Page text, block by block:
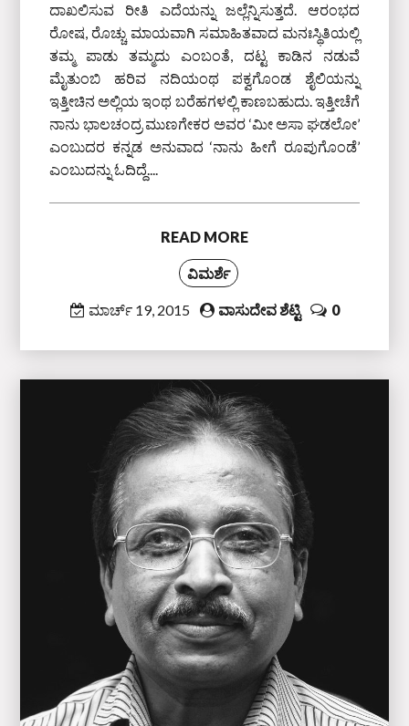
ದಾಖಲಿಸುವ ರೀತಿ ಎದೆಯನ್ನು ಜಲ್ಲೆನ್ನಿಸುತ್ತದೆ. ಆರಂಭದ
ರೋಷ, ರೊಚ್ಚು ಮಾಯವಾಗಿ ಸಮಾಹಿತವಾದ ಮನಃಸ್ಥಿತಿಯಲ್ಲಿ
ತಮ್ಮ ಪಾಡು ತಮ್ಮದು ಎಂಬಂತೆ, ದಟ್ಟ ಕಾಡಿನ ನಡುವೆ
ಮೈತುಂಬಿ ಹರಿವ ನದಿಯಂಥ ಪಕ್ವಗೊಂಡ ಶೈಲಿಯನ್ನು
ಇತ್ತೀಚಿನ ಅಲ್ಲಿಯ ಇಂಥ ಬರೆಹಗಳಲ್ಲಿ ಕಾಣಬಹುದು. ಇತ್ತೀಚೆಗೆ
ನಾನು ಭಾಲಚಂದ್ರ ಮುಣಗೇಕರ ಅವರ ‘ಮೀ ಅಸಾ ಘಡಲೋ’
ಎಂಬುದರ ಕನ್ನಡ ಅನುವಾದ ‘ನಾನು ಹೀಗೆ ರೂಪುಗೊಂಡೆ’
ಎಂಬುದನ್ನು ಓದಿದ್ದೆ....
READ MORE
ವಿಮರ್ಶೆ
ಮಾರ್ಚ್ 19, 2015 ವಾಸುದೇವ ಶೆಟ್ಟಿ 0